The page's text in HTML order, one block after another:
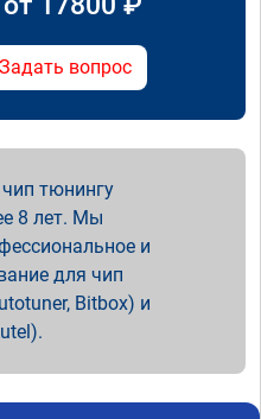
Задать вопрос
тюнингу
8 лет. Мы
и
для чип
Bitbox) и